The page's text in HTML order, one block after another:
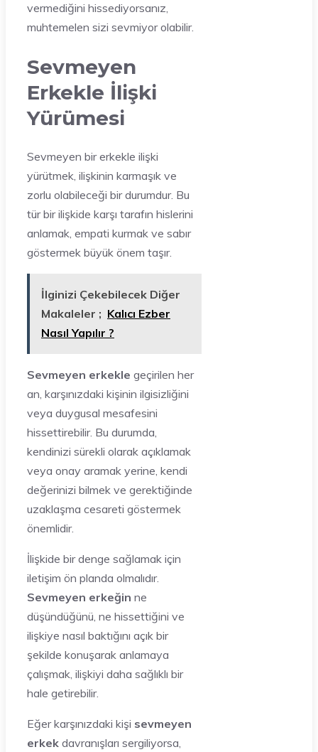
vermediğini hissediyorsanız,
muhtemelen sizi sevmiyor olabilir.
Sevmeyen
Erkekle İlişki
Yürümesi
Sevmeyen bir erkekle ilişki
yürütmek, ilişkinin karmaşık ve
zorlu olabileceği bir durumdur. Bu
tür bir ilişkide karşı tarafın hislerini
anlamak, empati kurmak ve sabır
göstermek büyük önem taşır.
İlginizi Çekebilecek Diğer
Makaleler ; Kalıcı Ezber
Nasıl Yapılır ?
Sevmeyen erkekle geçirilen her
an, karşınızdaki kişinin ilgisizliğini
veya duygusal mesafesini
hissettirebilir. Bu durumda,
kendinizi sürekli olarak açıklamak
veya onay aramak yerine, kendi
değerinizi bilmek ve gerektiğinde
uzaklaşma cesareti göstermek
önemlidir.
İlişkide bir denge sağlamak için
iletişim ön planda olmalıdır.
Sevmeyen erkeğin ne
düşündüğünü, ne hissettiğini ve
ilişkiye nasıl baktığını açık bir
şekilde konuşarak anlamaya
çalışmak, ilişkiyi daha sağlıklı bir
hale getirebilir.
Eğer karşınızdaki kişi sevmeyen
erkek davranışları sergiliyorsa,